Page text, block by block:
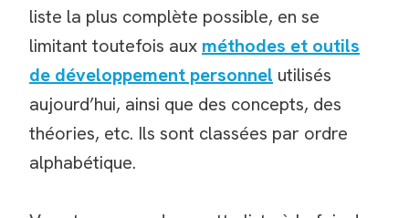
liste la plus complète possible, en se
limitant toutefois aux méthodes et outils
de développement personnel utilisés
aujourd’hui, ainsi que des concepts, des
théories, etc. Ils sont classées par ordre
alphabétique.